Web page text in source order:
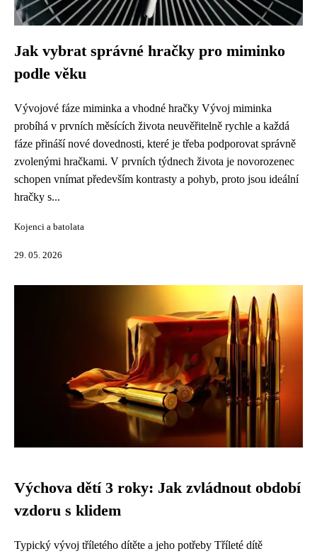
Jak vybrat správné hračky pro miminko
podle věku
Vývojové fáze miminka a vhodné hračky Vývoj miminka
probíhá v prvních měsících života neuvěřitelně rychle a každá
fáze přináší nové dovednosti, které je třeba podporovat správně
zvolenými hračkami. V prvních týdnech života je novorozenec
schopen vnímat především kontrasty a pohyb, proto jsou ideální
hračky s...
Kojenci a batolata
29. 05. 2026
Výchova dětí 3 roky: Jak zvládnout období
vzdoru s klidem
Typický vývoj tříletého dítěte a jeho potřeby Tříleté dítě